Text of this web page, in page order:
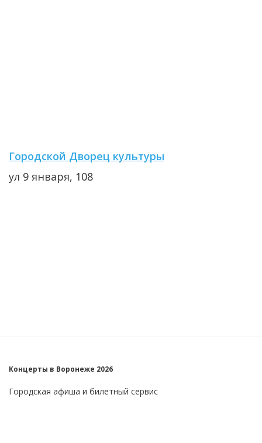
Городской Дворец культуры
ул 9 января, 108
Концерты в Воронеже 2026
Городская афиша и билетный сервис